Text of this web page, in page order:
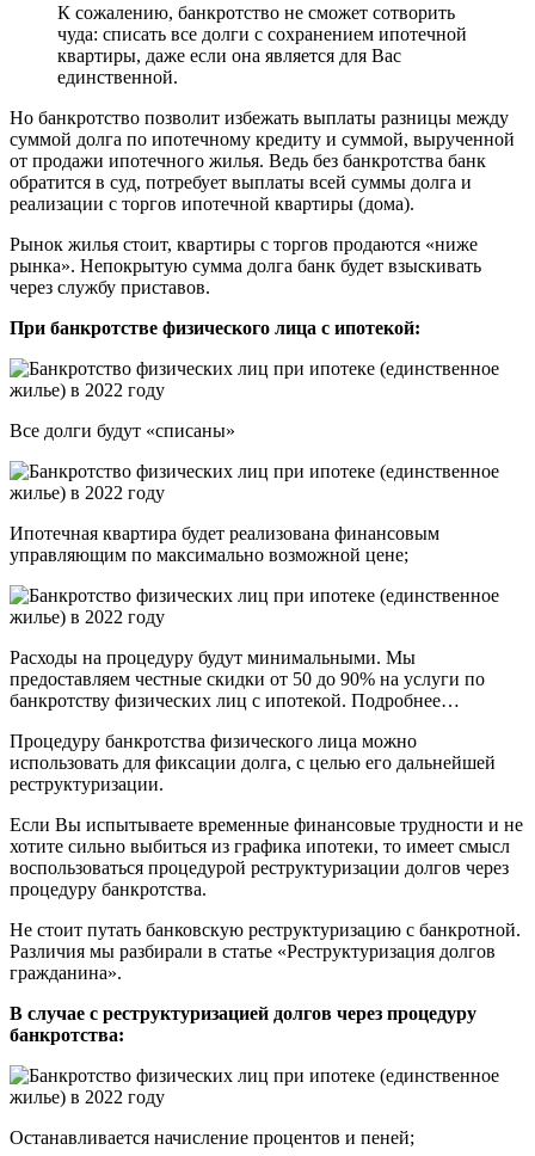
К сожалению, банкротство не сможет сотворить
чуда: списать все долги с сохранением ипотечной
квартиры, даже если она является для Вас
единственной.
Но банкротство позволит избежать выплаты разницы между
суммой долга по ипотечному кредиту и суммой, вырученной
от продажи ипотечного жилья. Ведь без банкротства банк
обратится в суд, потребует выплаты всей суммы долга и
реализации с торгов ипотечной квартиры (дома).
Рынок жилья стоит, квартиры с торгов продаются «ниже
рынка». Непокрытую сумма долга банк будет взыскивать
через службу приставов.
При банкротстве физического лица с ипотекой:
Все долги будут «списаны»
Ипотечная квартира будет реализована финансовым
управляющим по максимально возможной цене;
Расходы на процедуру будут минимальными. Мы
предоставляем честные скидки от 50 до 90% на услуги по
банкротству физических лиц с ипотекой. Подробнее…
Процедуру банкротства физического лица можно
использовать для фиксации долга, с целью его дальнейшей
реструктуризации.
Если Вы испытываете временные финансовые трудности и не
хотите сильно выбиться из графика ипотеки, то имеет смысл
воспользоваться процедурой реструктуризации долгов через
процедуру банкротства.
Не стоит путать банковскую реструктуризацию с банкротной.
Различия мы разбирали в статье «Реструктуризация долгов
гражданина».
В случае с реструктуризацией долгов через процедуру
банкротства:
Останавливается начисление процентов и пеней;